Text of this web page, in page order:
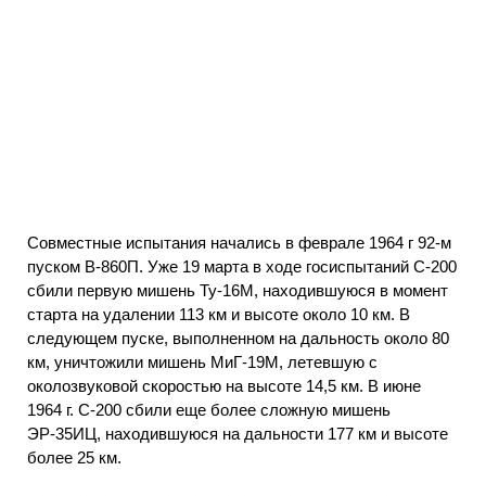
Совместные испытания начались в феврале 1964 г 92-м
пуском В-860П. Уже 19 марта в ходе госиспытаний С-200
сбили первую мишень Ту-16М, находившуюся в момент
старта на удалении 113 км и высоте около 10 км. В
следующем пуске, выполненном на дальность около 80
км, уничтожили мишень МиГ-19М, летевшую с
околозвуковой скоростью на высоте 14,5 км. В июне
1964 г. С-200 сбили еще более сложную мишень
ЭР-35ИЦ, находившуюся на дальности 177 км и высоте
более 25 км.